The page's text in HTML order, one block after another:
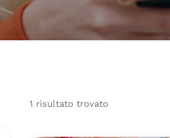
1 risultato trovato